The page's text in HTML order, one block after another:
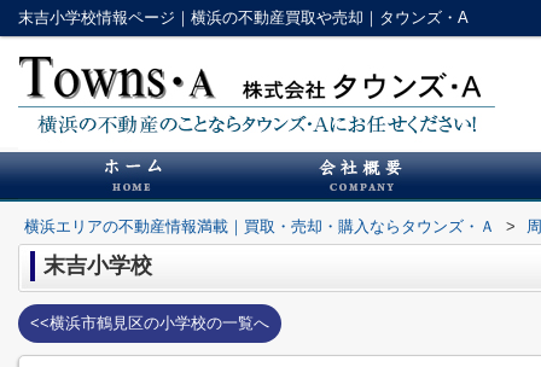
末吉小学校情報ページ｜横浜の不動産買取や売却｜タウンズ・A
横浜エリアの不動産情報満載｜買取・売却・購入ならタウンズ・Ａ >
末吉小学校
<<横浜市鶴見区の小学校の一覧へ